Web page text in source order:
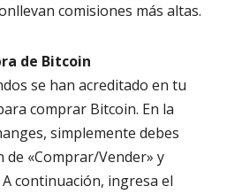
comisiones más altas.
de Bitcoin
se han acreditado en tu
comprar Bitcoin. En la
simplemente debes
de «Comprar/Vender» y
continuación, ingresa el